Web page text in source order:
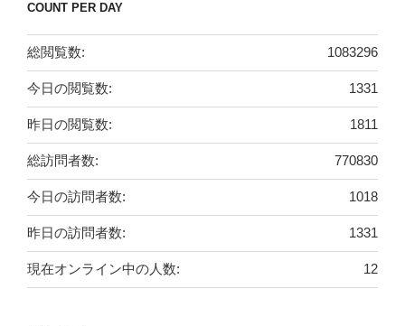
COUNT PER DAY
1083296
総閲覧数:
1331
今日の閲覧数:
1811
昨日の閲覧数:
770830
総訪問者数:
1018
今日の訪問者数:
1331
昨日の訪問者数:
12
現在オンライン中の人数: